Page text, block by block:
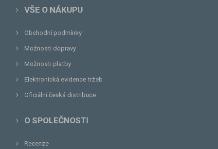
VŠE O NÁKUPU
Obchodní podmínky
Možnosti dopravy
Možnosti platby
Elektronická evidence tržeb
Oficiální česká distribuce
O SPOLEČNOSTI
Recenze